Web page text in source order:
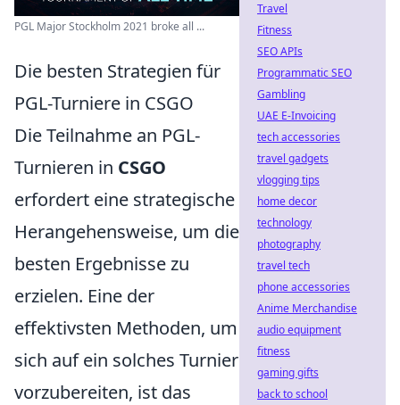
PGL Major Stockholm 2021 broke all ...
Die besten Strategien für
PGL-Turniere in CSGO
Die Teilnahme an PGL-
Turnieren in CSGO
erfordert eine strategische
Herangehensweise, um die
besten Ergebnisse zu
erzielen. Eine der
effektivsten Methoden, um
sich auf ein solches Turnier
vorzubereiten, ist das
Travel
Fitness
SEO APIs
Programmatic SEO
Gambling
UAE E-Invoicing
tech accessories
travel gadgets
vlogging tips
home decor
technology
photography
travel tech
phone accessories
Anime Merchandise
audio equipment
fitness
gaming gifts
back to school